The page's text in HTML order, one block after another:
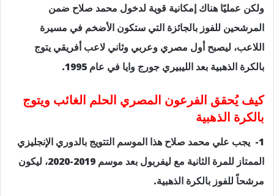
ولكن عمليًا هناك إمكانية قوية لدخول محمد صلاح ضمن
المرشحين للفوز بالجائزة التي ستكون الأضخم في مسيرة
اللاعب، ليصبح أول مصري وعربي وثاني لاعب أفريقي يتوج
بالكرة الذهبية بعد الليبيري جورج وايا في عام 1995.
كيف يُحقق الفرعون المصري الحلم الغائب ويتوج
بالكرة الذهبية
1- يجب علي محمد صلاح هذا الموسم التتويج بالدوري الإنجليزي
الممتاز للمرة الثانية مع ليفربول بعد موسم 2019-2020، ليكون
مرشحاً للفوز بالكرة الذهبية.